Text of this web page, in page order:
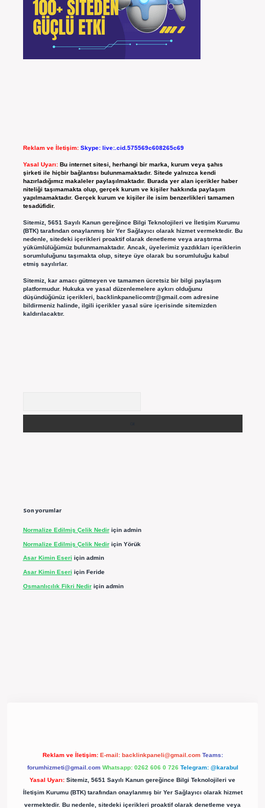
Reklam ve İletişim: Skype: live:.cid.575569c608265c69
Yasal Uyarı: Bu internet sitesi, herhangi bir marka, kurum veya şahıs
şirketi ile hiçbir bağlantısı bulunmamaktadır. Sitede yalnızca kendi
hazırladığımız makaleler paylaşılmaktadır. Burada yer alan içerikler haber
niteliği taşımamakta olup, gerçek kurum ve kişiler hakkında paylaşım
yapılmamaktadır. Gerçek kurum ve kişiler ile isim benzerlikleri tamamen
tesadüfidir.
Sitemiz, 5651 Sayılı Kanun gereğince Bilgi Teknolojileri ve İletişim Kurumu
(BTK) tarafından onaylanmış bir Yer Sağlayıcı olarak hizmet vermektedir. Bu
nedenle, sitedeki içerikleri proaktif olarak denetleme veya araştırma
yükümlülüğümüz bulunmamaktadır. Ancak, üyelerimiz yazdıkları içeriklerin
sorumluluğunu taşımakta olup, siteye üye olarak bu sorumluluğu kabul
etmiş sayılırlar.
Sitemiz, kar amacı gütmeyen ve tamamen ücretsiz bir bilgi paylaşım
platformudur. Hukuka ve yasal düzenlemelere aykırı olduğunu
düşündüğünüz içerikleri, backlinkpanelicomtr@gmail.comadresine
bildirmeniz halinde, ilgili içerikler yasal süre içerisinde sitemizden
kaldırılacaktır.
Son yorumlar
Normalize Edilmiş Çelik Nediriçin admin
Normalize Edilmiş Çelik Nediriçin Yörük
Asar Kimin Eseri için admin
Asar Kimin Eseri için Feride
Osmanlıcılık Fikri Nediriçin admin
Reklam ve İletişim: E-mail: backlinkpaneli@gmail.com Teams:
forumhizmeti@gmail.com Whatsapp: 0262 606 0 726 Telegram: @karabul
Yasal Uyarı: Sitemiz, 5651 Sayılı Kanun gereğince Bilgi Teknolojileri ve
İletişim Kurumu (BTK) tarafından onaylanmış bir Yer Sağlayıcı olarak hizmet
vermektedir. Bu nedenle, sitedeki içerikleri proaktif olarak denetleme veya